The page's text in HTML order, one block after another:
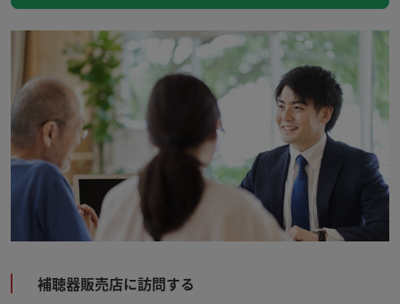
補聴器販売店に訪問する